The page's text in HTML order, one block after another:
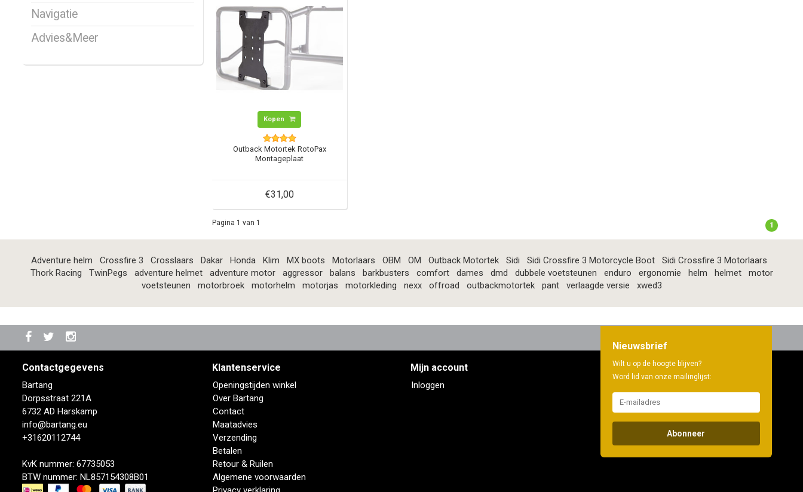
Navigatie
Advies&Meer
Kopen
Outback Motortek RotoPax
Montageplaat
€31,00
Pagina 1 van 1 1
Adventure helm Crossfire 3 Crosslaars Dakar Honda Klim MX boots Motorlaars OBM OM Outback Motortek Sidi Sidi Crossfire 3 Motorcycle Boot
Sidi Crossfire 3 Motorlaars
Thork Racing
TwinPegs adventure helmet adventure motor aggressor balans barkbusters comfort dames dmd dubbele voetsteunen enduro ergonomie helm helmet
motor
voetsteunen
motorbroek motorhelm motorjas motorkleding nexx offroad outbackmotortek pant verlaagde versie xwed3
Contactgegevens
Bartang
Dorpsstraat 221A
6732 AD Harskamp
info@bartang.eu
+31620112744
KvK nummer: 67735053
BTW nummer: NL857154308B01
Klantenservice
Openingstijden winkel
Over Bartang
Contact
Maatadvies
Verzending
Betalen
Retour & Ruilen
Algemene voorwaarden
Mijn account
Inloggen
Nieuwsbrief
Wilt u op de hoogte blijven?
Word lid van onze mailinglijst:
Abonneer